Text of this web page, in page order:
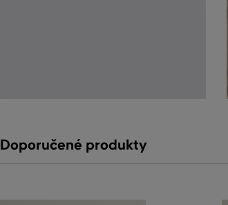
Doporučené produkty